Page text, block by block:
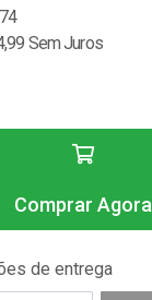
Sem Juros
Comprar Agora
de entrega